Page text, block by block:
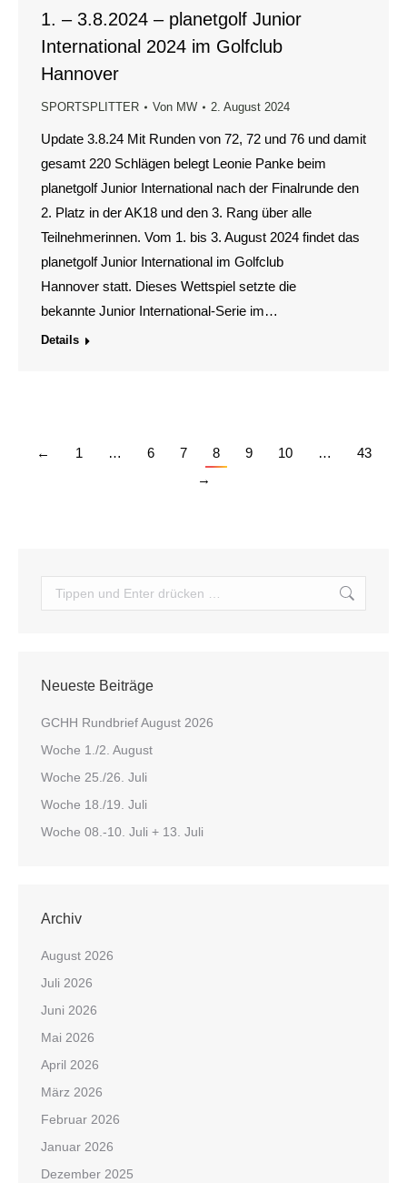
1. – 3.8.2024 – planetgolf Junior
International 2024 im Golfclub
Hannover
SPORTSPLITTER Von MW 2. August 2024
Update 3.8.24 Mit Runden von 72, 72 und 76 und damit
gesamt 220 Schlägen belegt Leonie Panke beim
planetgolf Junior International nach der Finalrunde den
2. Platz in der AK18 und den 3. Rang über alle
Teilnehmerinnen. Vom 1. bis 3. August 2024 findet das
planetgolf Junior International im Golfclub
Hannover statt. Dieses Wettspiel setzte die
bekannte Junior International-Serie im…
Details
← 1 … 6 7 8 9 10 …
43
→
Search:
Neueste Beiträge
GCHH Rundbrief August 2026
Woche 1./2. August
Woche 25./26. Juli
Woche 18./19. Juli
Woche 08.-10. Juli + 13. Juli
Archiv
August 2026
Juli 2026
Juni 2026
Mai 2026
April 2026
März 2026
Februar 2026
Januar 2026
Dezember 2025